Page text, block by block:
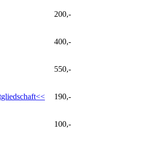
200,-
400,-
550,-
190,-
100,-